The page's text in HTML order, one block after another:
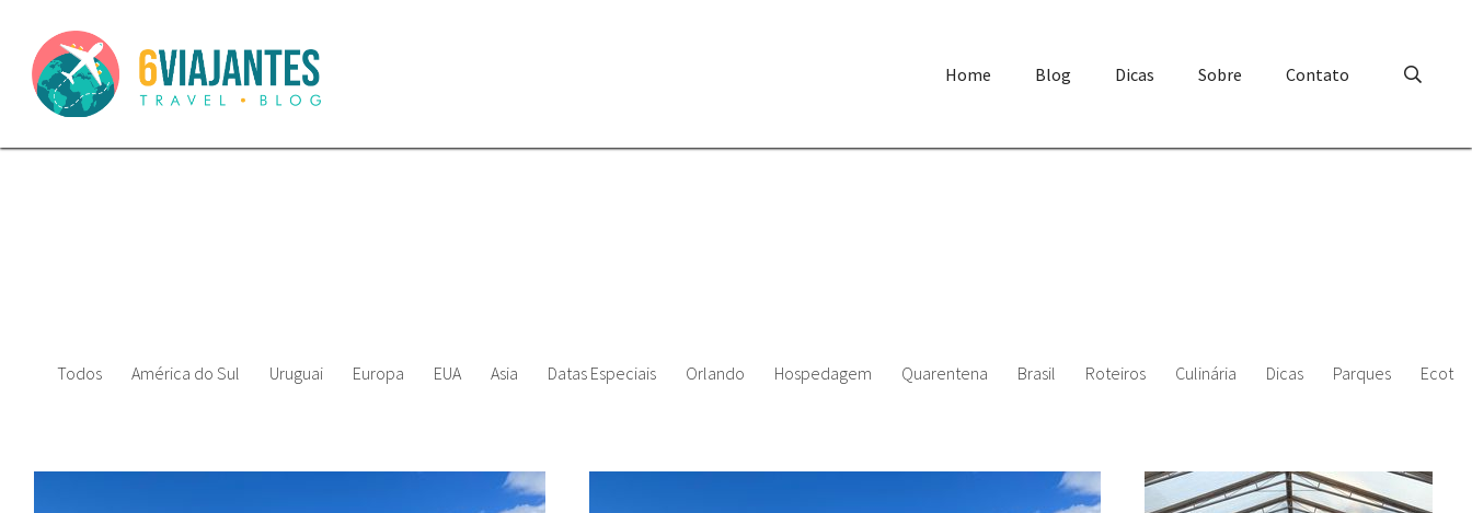
Home Blog Dicas Sobre Contato
Todos América do Sul Uruguai Europa EUA Asia Datas Especiais Orlando Hospedagem Quarentena Brasil Roteiros Culinária Dicas Parques